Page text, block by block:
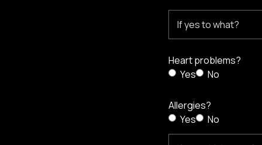
Heart problems?
Yes
No
Allergies?
Yes
No